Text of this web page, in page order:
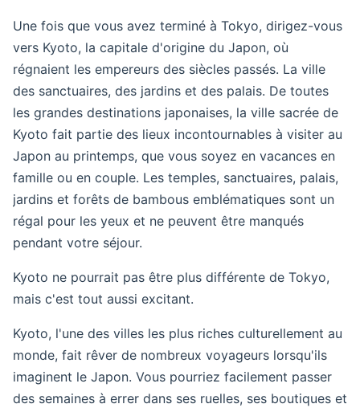
Une fois que vous avez terminé à Tokyo, dirigez-vous
vers Kyoto, la capitale d'origine du Japon, où
régnaient les empereurs des siècles passés. La ville
des sanctuaires, des jardins et des palais. De toutes
les grandes destinations japonaises, la ville sacrée de
Kyoto fait partie des lieux incontournables à visiter au
Japon au printemps, que vous soyez en vacances en
famille ou en couple. Les temples, sanctuaires, palais,
jardins et forêts de bambous emblématiques sont un
régal pour les yeux et ne peuvent être manqués
pendant votre séjour.
Kyoto ne pourrait pas être plus différente de Tokyo,
mais c'est tout aussi excitant.
Kyoto, l'une des villes les plus riches culturellement au
monde, fait rêver de nombreux voyageurs lorsqu'ils
imaginent le Japon. Vous pourriez facilement passer
des semaines à errer dans ses ruelles, ses boutiques et